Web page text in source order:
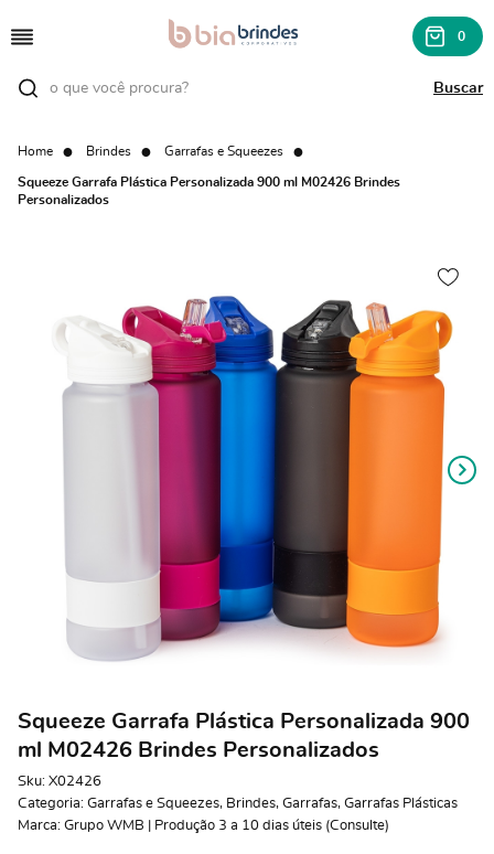
0
Home Brindes Garrafas e Squeezes
Squeeze Garrafa Plástica Personalizada 900 ml M02426 Brindes
Personalizados
Squeeze Garrafa Plástica Personalizada 900
ml M02426 Brindes Personalizados
Sku: X02426
Categoria: Garrafas e Squeezes, Brindes, Garrafas, Garrafas Plásticas
Marca: Grupo WMB | Produção 3 a 10 dias úteis (Consulte)